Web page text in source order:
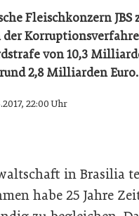
Fleischkonzern JBS
von 10,3
2,8 Milliarden Euro.
22:00 Uhr
in Brasilia
habe 25 Jahre